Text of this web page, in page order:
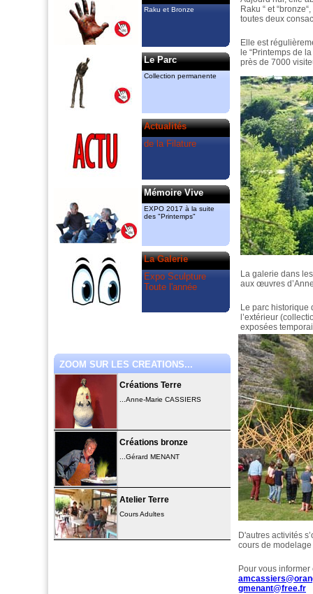
également des cours de sculpture et
céramique et exposent “raku“ et “Bronze“
dans la Galerie permanente.
amcassiers@orange.fr, 06 11 83 51 82
gmenant@free.fr 06 72 84 85 83
Ils ont créé
le “Printemps de la Sculpture“ dont
l’association “Valeurs Ajoutées“ a pris le
relais en 2018 à l’espace Guiraud.
est le partenaire artistique du
“Printemps“, mais également celui des
“Rendez vous aux jardins“ du Mas de
Bruguerolle.
Raku et Bronze
Le Parc
Collection permanente
Actualités
de la Filature
Mémoire Vive
EXPO 2017 à la suite
des "Printemps"
La Galerie
Expo Sculpture
Toute l'année
ZOOM SUR LES CREATIONS...
Créations Terre
...Anne-Marie CASSIERS
Créations bronze
...Gérard MENANT
Atelier Terre
Cours Adultes
Raku “ et
toutes deux
Elle est
le “Printemps de
près de 7000
La galerie dans
aux œuvres
Le parc
l’extérieur
exposées
D'autres activités
cours de modelage
Pour vous
gmenant@free.fr